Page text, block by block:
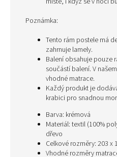
Poznámka:
Tento rám postele má
zahrnuje lamely.
Balení obsahuje pouze
součástí balení. V
vhodné matrace.
Každý produkt je
krabici pro snadnou
Barva: krémová
Materiál: textil (100%
dřevo
Celkové rozměry: 203 x
Vhodné rozměry